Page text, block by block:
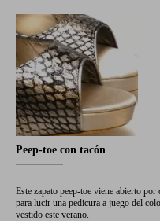
Peep-toe con tacón
Este zapato peep-toe viene abierto por
para lucir una pedicura a juego del
vestido este verano.